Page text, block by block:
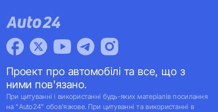
Проект про автомобілі та все, що з
ними пов'язано.
При цитуванні і використанні будь-яких матеріалів посилання
на "Auto24" обов'язкове. При цитуванні та використанні в